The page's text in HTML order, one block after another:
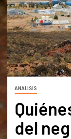
ANALISIS
del